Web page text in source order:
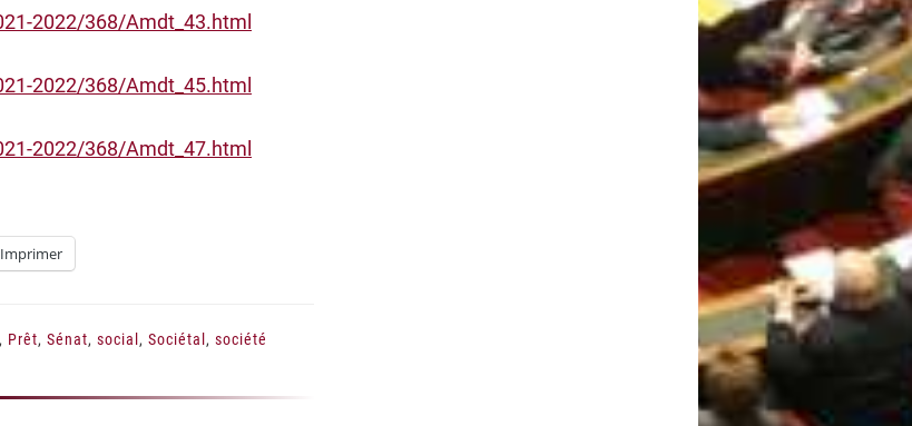
2022/368/Amdt_43.html
2022/368/Amdt_45.html
2022/368/Amdt_47.html
Imprimer
, Prêt, Sénat, social , Sociétal , société